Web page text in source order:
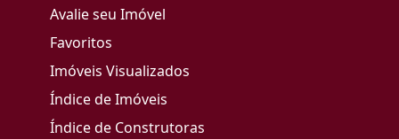
Avalie seu Imóvel
Favoritos
Imóveis Visualizados
Índice de Imóveis
Índice de Construtoras